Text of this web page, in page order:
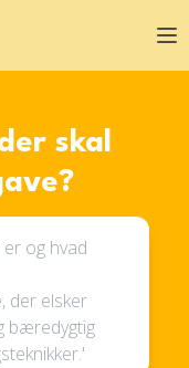
skal